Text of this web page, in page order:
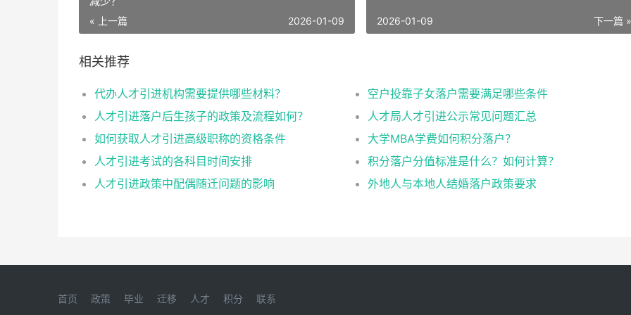
« 上一篇 2026-01-09 下一篇 »
2026-01-09
相关推荐
代办人才引进机构需要提供哪些材料？
空户投靠子女落户需要满足哪些条件
人才引进落户后生孩子的政策及流程如何？
人才局人才引进公示常见问题汇总
如何获取人才引进高级职称的资格条件
大学MBA学费如何积分落户？
人才引进考试的各科目时间安排
积分落户分值标准是什么？如何计算？
人才引进政策中配偶随迁问题的影响
外地人与本地人结婚落户政策要求
首页 政策 毕业 迁移 人才 积分 联系